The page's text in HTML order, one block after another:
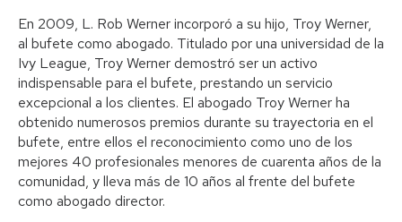
En 2009, L. Rob Werner incorporó a su hijo, Troy Werner,
al bufete como abogado. Titulado por una universidad de la
Ivy League, Troy Werner demostró ser un activo
indispensable para el bufete, prestando un servicio
excepcional a los clientes. El abogado Troy Werner ha
obtenido numerosos premios durante su trayectoria en el
bufete, entre ellos el reconocimiento como uno de los
mejores 40 profesionales menores de cuarenta años de la
comunidad, y lleva más de 10 años al frente del bufete
como abogado director.